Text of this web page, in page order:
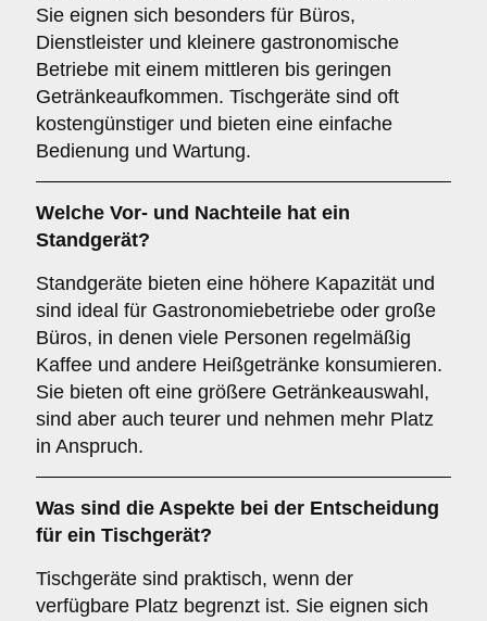
Sie eignen sich besonders für Büros,
Dienstleister und kleinere gastronomische
Betriebe mit einem mittleren bis geringen
Getränkeaufkommen. Tischgeräte sind oft
kostengünstiger und bieten eine einfache
Bedienung und Wartung.
Welche Vor- und Nachteile hat ein
Standgerät?
Standgeräte bieten eine höhere Kapazität und
sind ideal für Gastronomiebetriebe oder große
Büros, in denen viele Personen regelmäßig
Kaffee und andere Heißgetränke konsumieren.
Sie bieten oft eine größere Getränkeauswahl,
sind aber auch teurer und nehmen mehr Platz
in Anspruch.
Was sind die Aspekte bei der Entscheidung
für ein Tischgerät?
Tischgeräte sind praktisch, wenn der
verfügbare Platz begrenzt ist. Sie eignen sich